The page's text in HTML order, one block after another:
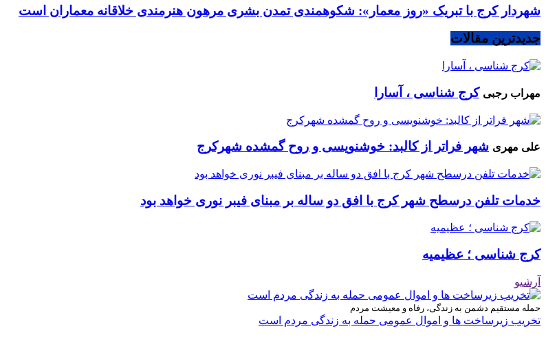
شهردار کرج با تبریک «روز معمار»: شکوهمندی تمدن بشری مرهون هنرمندی خلاقانه معماران است
جدیدترین مقالات
مهراب رجبی کرج شناسی ، آسارا
علی مهری شهر فراتر از کالبد: خوشنویسی و روح گمشده شهرکرج
خدمات تلفن درسطح شهر کرج با افق دو ساله بر مبنای فیبر نوری خواهد بود
کرج شناسی ؛ عظیمیه
آرشیو
حمله مستقیم دشمن به زندگی، رفاه و معیشت مردم
تخریب زیرساخت ها و اموال عمومی حمله به زندگی مردم است